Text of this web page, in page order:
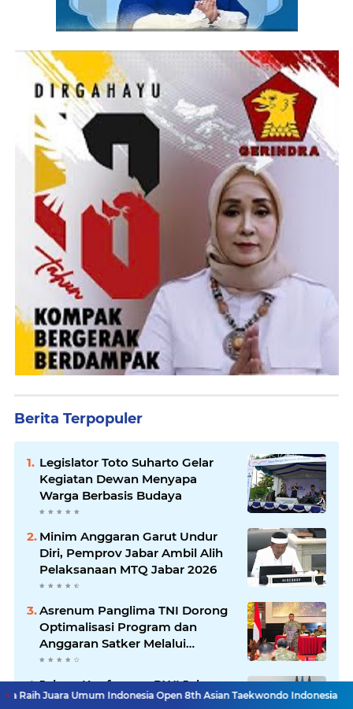
Berita Terpopuler
Legislator Toto Suharto Gelar
Kegiatan Dewan Menyapa
Warga Berbasis Budaya
Minim Anggaran Garut Undur
Diri, Pemprov Jabar Ambil Alih
Pelaksanaan MTQ Jabar 2026
Asrenum Panglima TNI Dorong
Optimalisasi Program dan
Anggaran Satker Melalui
Evaluasi Kinerja
Jelang Konferprov PWI Jabar,
Bos Ayo Media Sambangi
Indonesia Open 8th Asian Taekwondo Indonesia Open